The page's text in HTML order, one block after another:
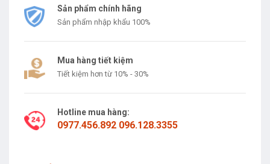
Sản phẩm chính hãng
Sản phẩm nhập khẩu 100%
Mua hàng tiết kiệm
Tiết kiệm hơn từ 10% - 30%
Hotline mua hàng:
0977.456.892 096.128.3355